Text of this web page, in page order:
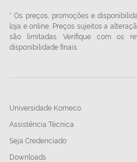
* Os preços, promoções e
loja e online. Preços sujeitos a
são limitadas. Verifique com os
disponibilidade finais.
Universidade Komeco
Assistência Técnica
Seja Credenciado
Downloads